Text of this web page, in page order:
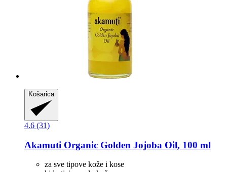
Košarica
4.6 (31)
Akamuti Organic Golden Jojoba Oil, 100 ml
za sve tipove kože i kose